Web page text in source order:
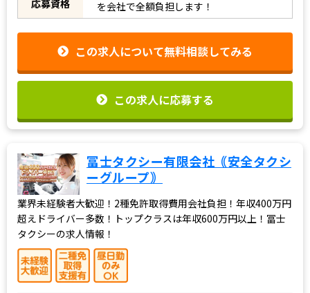
応募資格 を会社で全額負担します！
この求人について無料相談してみる
この求人に応募する
冨士タクシー有限会社｟安全タクシ
ーグループ｠
業界未経験者大歓迎！2種免許取得費用会社負担！年収400万円
超えドライバー多数！トップクラスは年収600万円以上！冨士
タクシーの求人情報！